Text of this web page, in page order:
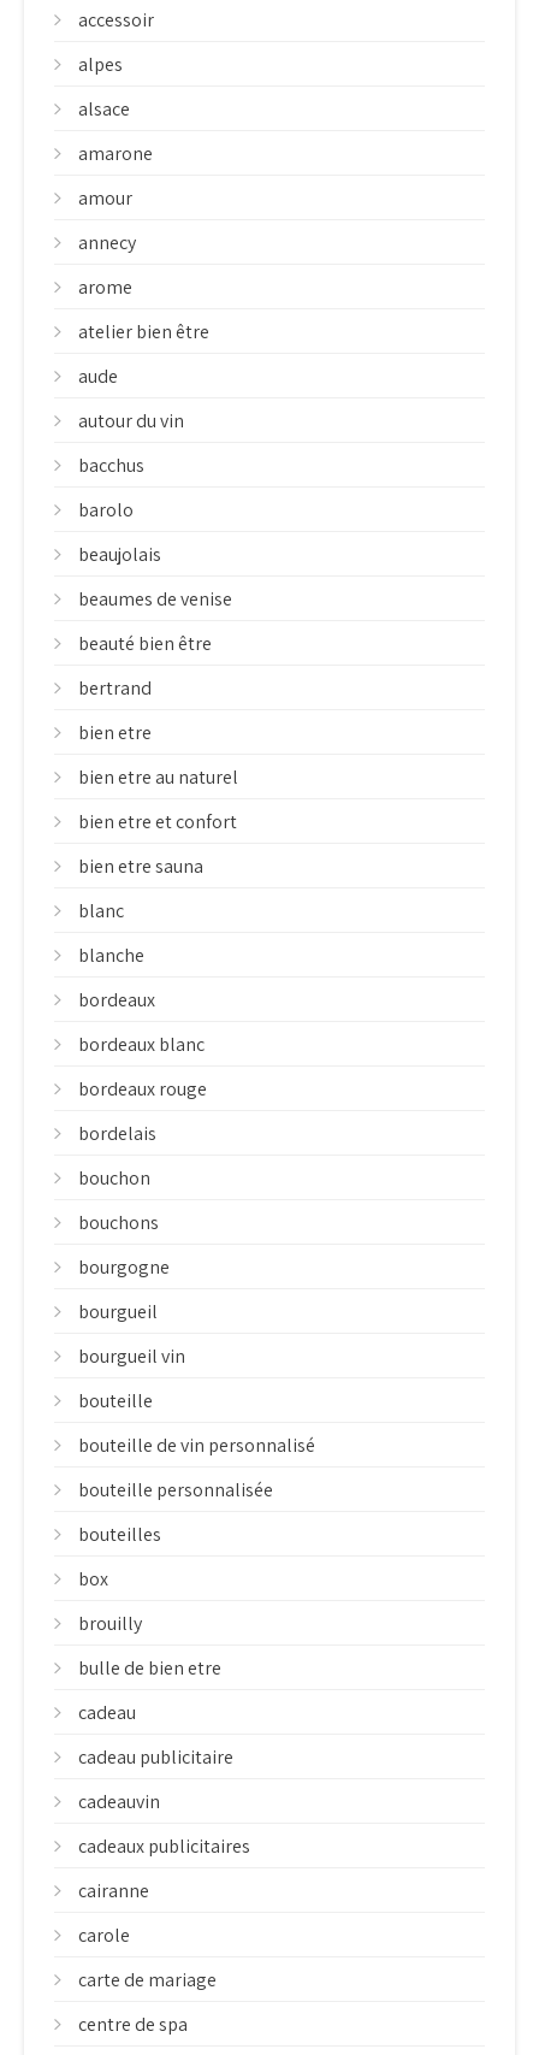
accessoir
alpes
alsace
amarone
amour
annecy
arome
atelier bien être
aude
autour du vin
bacchus
barolo
beaujolais
beaumes de venise
beauté bien être
bertrand
bien etre
bien etre au naturel
bien etre et confort
bien etre sauna
blanc
blanche
bordeaux
bordeaux blanc
bordeaux rouge
bordelais
bouchon
bouchons
bourgogne
bourgueil
bourgueil vin
bouteille
bouteille de vin personnalisé
bouteille personnalisée
bouteilles
box
brouilly
bulle de bien etre
cadeau
cadeau publicitaire
cadeauvin
cadeaux publicitaires
cairanne
carole
carte de mariage
centre de spa